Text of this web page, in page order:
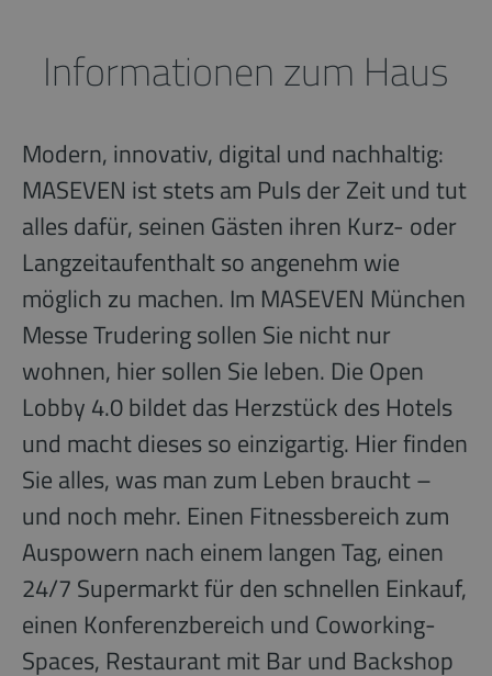
Informationen zum Haus
Modern, innovativ, digital und nachhaltig:
MASEVEN ist stets am Puls der Zeit und tut
alles dafür, seinen Gästen ihren Kurz- oder
Langzeitaufenthalt so angenehm wie
möglich zu machen. Im MASEVEN München
Messe Trudering sollen Sie nicht nur
wohnen, hier sollen Sie leben. Die Open
Lobby 4.0 bildet das Herzstück des Hotels
und macht dieses so einzigartig. Hier finden
Sie alles, was man zum Leben braucht –
und noch mehr. Einen Fitnessbereich zum
Auspowern nach einem langen Tag, einen
24/7 Supermarkt für den schnellen Einkauf,
einen Konferenzbereich und Coworking-
Spaces, Restaurant mit Bar und Backshop